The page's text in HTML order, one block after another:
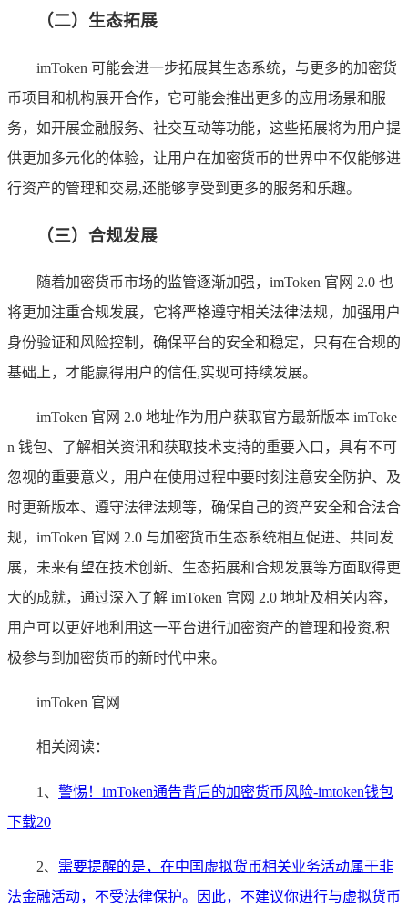
（二）生态拓展
imToken 可能会进一步拓展其生态系统，与更多的加密货
币项目和机构展开合作，它可能会推出更多的应用场景和服
务，如开展金融服务、社交互动等功能，这些拓展将为用户提
供更加多元化的体验，让用户在加密货币的世界中不仅能够进
行资产的管理和交易,还能够享受到更多的服务和乐趣。
（三）合规发展
随着加密货币市场的监管逐渐加强，imToken 官网 2.0 也
将更加注重合规发展，它将严格遵守相关法律法规，加强用户
身份验证和风险控制，确保平台的安全和稳定，只有在合规的
基础上，才能赢得用户的信任,实现可持续发展。
imToken 官网 2.0 地址作为用户获取官方最新版本 imToke
n 钱包、了解相关资讯和获取技术支持的重要入口，具有不可
忽视的重要意义，用户在使用过程中要时刻注意安全防护、及
时更新版本、遵守法律法规等，确保自己的资产安全和合法合
规，imToken 官网 2.0 与加密货币生态系统相互促进、共同发
展，未来有望在技术创新、生态拓展和合规发展等方面取得更
大的成就，通过深入了解 imToken 官网 2.0 地址及相关内容，
用户可以更好地利用这一平台进行加密资产的管理和投资,积
极参与到加密货币的新时代中来。
imToken 官网
相关阅读：
1、 警惕！imToken通告背后的加密货币风险-imtoken钱包
下载20
2、 需要提醒的是，在中国虚拟货币相关业务活动属于非
法金融活动，不受法律保护。因此，不建议你进行与虚拟货币